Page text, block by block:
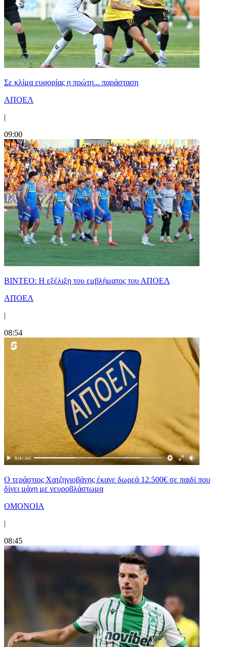
Σε κλίμα ευφορίας η πρώτη... παράσταση
ΑΠΟΕΛ
|
09:00
ΒΙΝΤΕΟ: Η εξέλιξη του εμβλήματος του ΑΠΟΕΛ
ΑΠΟΕΛ
|
08:54
Ο τεράστιος Χατζηγιοβάνης έκανε δωρεά 12.500€ σε παιδί που
δίνει μάχη με νευροβλάστωμα
ΟΜΟΝΟΙΑ
|
08:45